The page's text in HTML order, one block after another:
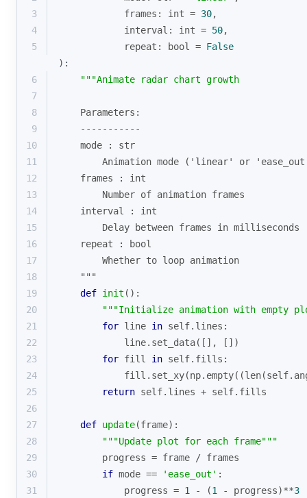
3
            frames:
int = 30,
4
            interval:
int = 50,
5
            repeat:
bool = False
):
6
"""Animate radar chart growth
7
8
    Parameters:
9
    -----------
10
    mode : str
11
Animation mode ('linear' or
12
    frames : int
13
        Number of animation frames
14
    interval : int
15
        Delay between frames in milliseconds
16
    repeat : bool
17
        Whether to loop animation
18
    """
19
def init ():
20
"""Initialize animation with empty
21
for line in self.lines:
22
            line.set_data([], [])
23
for fill in self.fills:
24
            fill.set_xy(np.empty((
len
25
return self.lines + self.fills
26
27
def update(frame):
28
"""Update plot for each frame"""
29
        progress = frame / frames
30
if mode == 'ease_out' :
31
            progress =
1 - (1 - progress)**3